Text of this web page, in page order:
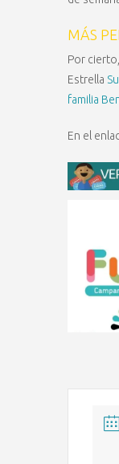
MÁS
Por
Estrella
familia
En el